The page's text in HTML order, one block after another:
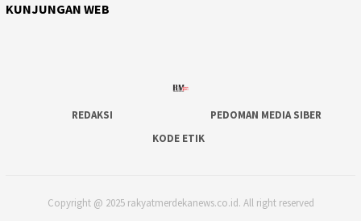
KUNJUNGAN WEB
REDAKSI
PEDOMAN MEDIA SIBER
KODE ETIK
Copyright @ 2025 rakyatmerdekanews.co.id. All right reserved